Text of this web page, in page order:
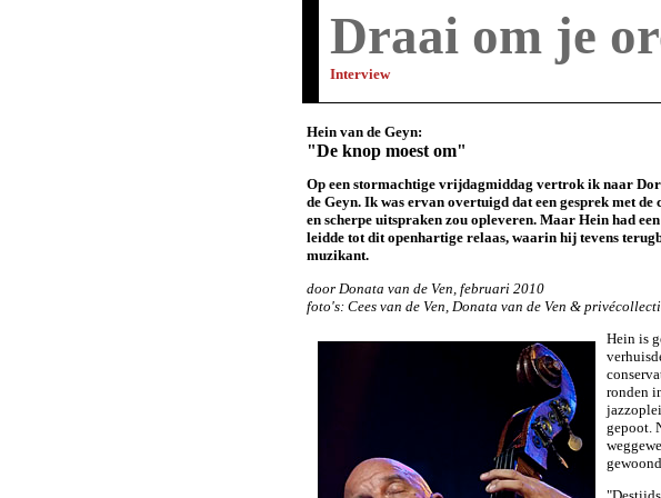
Draai om je
Interview
Hein van de Geyn:
"De knop moest om"
Op een stormachtige vrijdagmiddag vertrok ik naar
de Geyn. Ik was ervan overtuigd dat een gesprek met
en scherpe uitspraken zou opleveren. Maar Hein had
leidde tot dit openhartige relaas, waarin hij tevens
muzikant.
door Donata van de Ven, februari 2010
foto's: Cees van de Ven, Donata van de Ven &
Hein is
ronden
gepoot.